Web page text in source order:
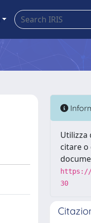
Utilizza
citare o
https://
30